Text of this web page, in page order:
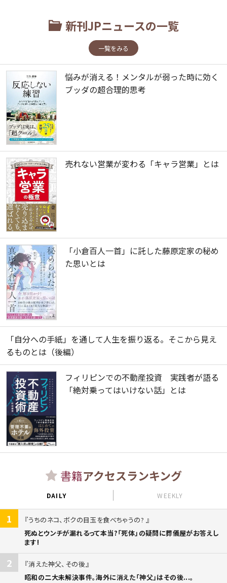
新刊JPニュースの一覧
一覧をみる
悩みが消える！メンタルが弱った時に効く
ブッダの超合理的思考
売れない営業が変わる「キャラ営業」とは
「小倉百人一首」に託した藤原定家の秘め
た思いとは
「自分への手紙」を通して人生を振り返る。そこから見え
るものとは（後編）
フィリピンでの不動産投資 実践者が語る
「絶対乗ってはいけない話」とは
書籍アクセスランキング
DAILY WEEKLY
1
うちのネコ、ボクの目玉を食べちゃうの?
死ぬとウンチが漏れるって本当?「死体」の疑問に葬儀屋がお答えし
ます!
2
消えた神父、その後
昭和の二大未解決事件。海外に消えた「神父」はその後...。